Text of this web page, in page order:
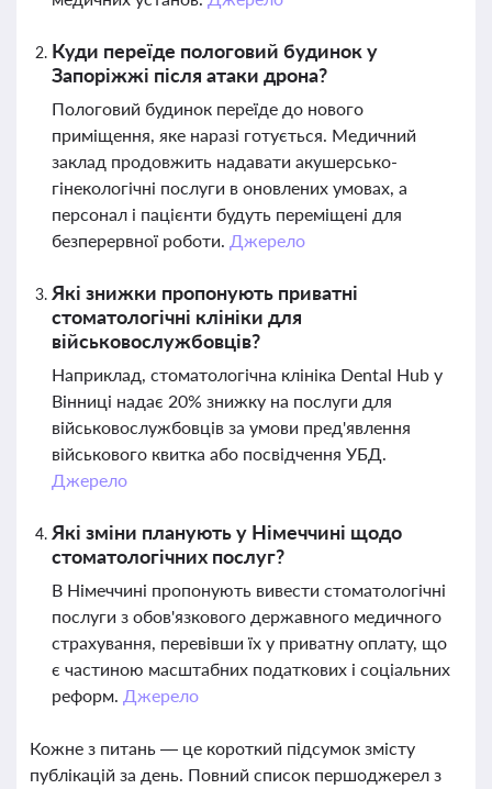
Куди переїде пологовий будинок у
Запоріжжі після атаки дрона?
Пологовий будинок переїде до нового
приміщення, яке наразі готується. Медичний
заклад продовжить надавати акушерсько-
гінекологічні послуги в оновлених умовах, а
персонал і пацієнти будуть переміщені для
безперервної роботи. Джерело
Які знижки пропонують приватні
стоматологічні клініки для
військовослужбовців?
Наприклад, стоматологічна клініка Dental Hub у
Вінниці надає 20% знижку на послуги для
військовослужбовців за умови пред'явлення
військового квитка або посвідчення УБД.
Джерело
Які зміни планують у Німеччині щодо
стоматологічних послуг?
В Німеччині пропонують вивести стоматологічні
послуги з обов'язкового державного медичного
страхування, перевівши їх у приватну оплату, що
є частиною масштабних податкових і соціальних
реформ. Джерело
Кожне з питань — це короткий підсумок змісту
публікацій за день. Повний список першоджерел з